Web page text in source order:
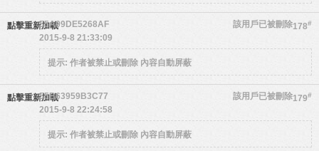
點擊重新加載 178#
55A99DE5268AF
該用戶已被刪除
2015-9-8 21:33:09
提示: 作者被禁止或刪除 內容自動屏蔽
點擊重新加載 179#
55B63959B3C77
該用戶已被刪除
2015-9-8 22:24:58
提示: 作者被禁止或刪除 內容自動屏蔽